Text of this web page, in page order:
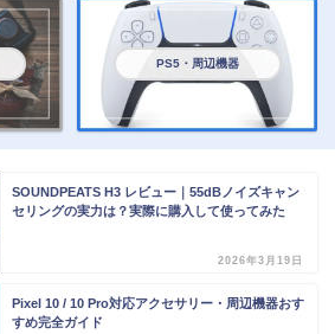
PS5・周辺機器
SOUNDPEATS H3 レビュー｜55dBノイズキャン
セリングの実力は？実際に購入して使ってみた
2026年3月19日
Pixel 10 / 10 Pro対応アクセサリー・周辺機器おす
すめ完全ガイド